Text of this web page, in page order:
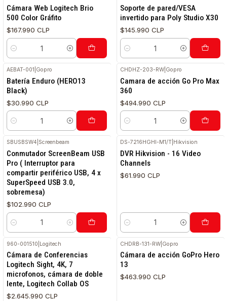
Cámara Web Logitech Brio
500 Color Gráfito
$167.990 CLP
Cantidad
Soporte de pared/VESA
invertido para Poly Studio X30
$145.990 CLP
Cantidad
AEBAT-001 Gopro
Batería Enduro (HERO13
Black)
$30.990 CLP
Cantidad
CHDHZ-203-RW Gopro
Camara de acción Go Pro Max
360
$494.990 CLP
Cantidad
SBUSBSW4 Screenbeam
Conmutador ScreenBeam USB
Pro ( Interruptor para
compartir periférico USB, 4 x
SuperSpeed USB 3.0,
sobremesa)
$102.990 CLP
Cantidad
DS-7216HGHI-M1/T Hikvision
DVR Hikvision - 16 Video
Channels
$61.990 CLP
Cantidad
960-001510 Logitech
Cámara de Conferencias
Logitech Sight, 4K, 7
microfonos, cámara de doble
lente, Logitech Collab OS
$2.645.990 CLP
CHDRB-131-RW Gopro
Cámara de acción GoPro Hero
13
$463.990 CLP